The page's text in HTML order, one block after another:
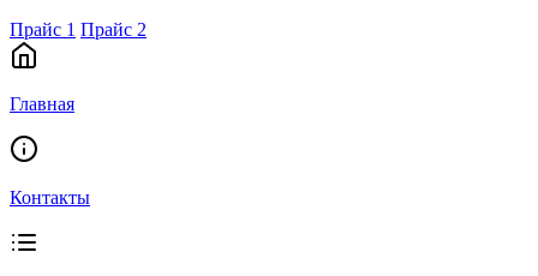
Прайс 1 Прайс 2
Главная
Контакты